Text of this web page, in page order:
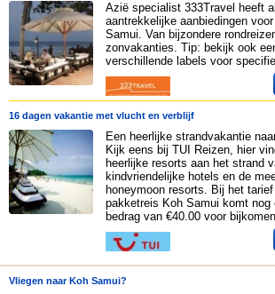
Azië specialist 333Travel heeft
aantrekkelijke aanbiedingen
Samui. Van bijzondere
zonvakanties. Tip: bekijk ook
verschillende labels voor
16 dagen vakantie met vlucht en verblijf
Een heerlijke strandvakantie
Kijk eens bij TUI Reizen, hier
heerlijke resorts aan het strand
kindvriendelijke hotels en de
honeymoon resorts. Bij het tarief
pakketreis Koh Samui komt nog
bedrag van €40.00 voor
Vliegen naar Koh Samui?